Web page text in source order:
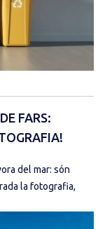
FARS:
del mar: són
la fotografia,